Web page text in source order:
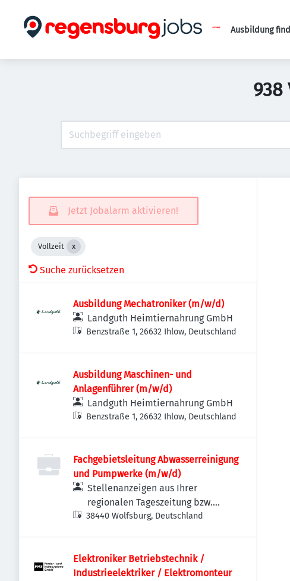
Ausbildung
938
Jetzt Jobalarm aktivieren!
Vollzeit
Suche zurücksetzen
Ausbildung Mechatroniker (m/w/d)
Landguth Heimtiernahrung GmbH
Benzstraße 1, 26632 Ihlow, Deutschland
Ausbildung Maschinen- und
Anlagenführer (m/w/d)
Landguth Heimtiernahrung GmbH
Benzstraße 1, 26632 Ihlow, Deutschland
Fachgebietsleitung Abwasserreinigung
und Pumpwerke (m/w/d)
Stellenanzeigen aus Ihrer
regionalen Tageszeitung bzw.
Anzeigenzeitung
38440 Wolfsburg, Deutschland
Elektroniker Betriebstechnik /
Industrieelektriker / Elektromonteur